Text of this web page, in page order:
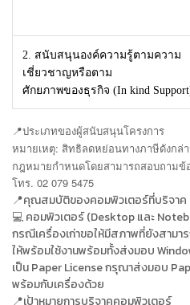
2. สนับสนุนองค์ความรู้ตามความ
เชี่ยวชาญหรือตาม
ศักยภาพของธุรกิจ (In kind
📍ประเภทของผู้สนับสนุนโครงการ
หมายเหตุ: สิทธิลดหย่อนทางภาษีดังกล่
กฎหมายกำหนดโดยสามารถสอบถามข้
โทร. 02 079 5475
📍คุณสมบัติของคอมพิวเตอร์ที่บริจาค
💻 คอมพิวเตอร์ (Desktop และ
กรณีเครื่องเก่าขอให้มีสภาพที่ยังสามา
ให้พร้อมใช้งานพร้อมทั้งส่งมอบ
เป็น Paper License กรุณาส่งมอบ
พร้อมกับเครื่องด้วย
📍เป้าหมายการบริจาคคอมพิวเตอร์